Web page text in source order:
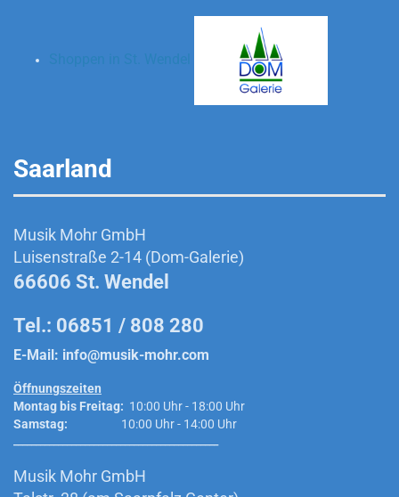
Saarland
Musik Mohr GmbH
Luisenstraße 2-14 (Dom-Galerie)
66606 St. Wendel
Tel.: 06851 / 808 280
E-Mail: info@musik-mohr.com
Öffnungszeiten
Montag bis Freitag: 10:00 Uhr - 18:00 Uhr
Samstag: 10:00 Uhr - 14:00 Uhr
Musik Mohr GmbH